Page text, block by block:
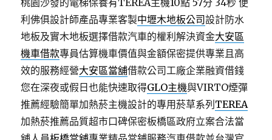
桃園沙發的電梯保養有TEREA主機10點 57分 34秒 便
利佛俱設計師產品專業客製中壢木地板公司設計防水
地板及實木地板選擇借款汽車的權利解決資金大安區
機車借款專員估算機車價值與金額保密提供專業且高
效的服務經營大安區當舖借款公司工廠企業融資借錢
您在深夜或假日也能快速取得GLO主機與VIRTO煙彈
推薦經驗簡單加熱菸主機設計的專用菸草系列 TEREA
加熱菸推薦品質超市口碑保密板橋區政府立案合法當